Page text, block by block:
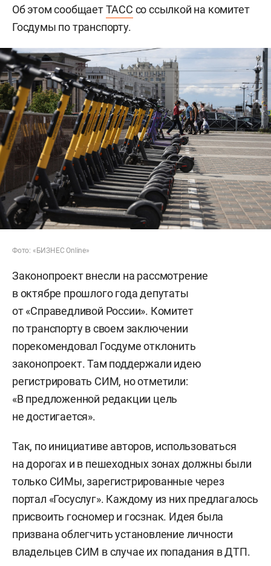
Об этом сообщаетТАСС со ссылкой на комитет
Госдумы по транспорту.
Фото: «БИЗНЕС Online»
Законопроект внесли на рассмотрение
в октябре прошлого года депутаты
от «Справедливой России». Комитет
по транспорту в своем заключении
порекомендовал Госдуме отклонить
законопроект. Там поддержали идею
регистрировать СИМ, но отметили:
«В предложенной редакции цель
не достигается».
Так, по инициативе авторов, использоваться
на дорогах и в пешеходных зонах должны были
только СИМы, зарегистрированные через
портал «Госуслуг». Каждому из них предлагалось
присвоить госномер и госзнак. Идея была
призвана облегчить установление личности
владельцев СИМ в случае их попадания в ДТП.